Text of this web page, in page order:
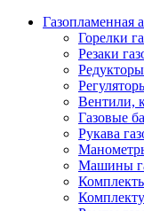
Газопламенная
Горелки
Резаки
Вентили,
Газовые
Рукава
Машины